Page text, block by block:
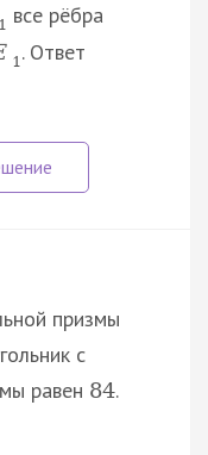
1 все рёбра
1. Ответ
призмы
с
равен 84.